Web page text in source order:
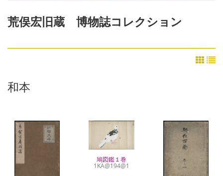
荒俣宏旧蔵 博物誌コレクション
和本
鳩図鑑１巻
1KA@194@1